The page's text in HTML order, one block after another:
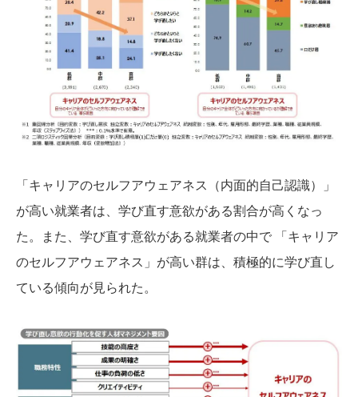
「キャリアのセルフアウェアネス（内面的自己認識）」
が高い就業者は、学び直す意欲がある割合が高くなっ
た。また、学び直す意欲がある就業者の中で 「キャリア
のセルフアウェアネス」が高い群は、積極的に学び直し
ている傾向が見られた。